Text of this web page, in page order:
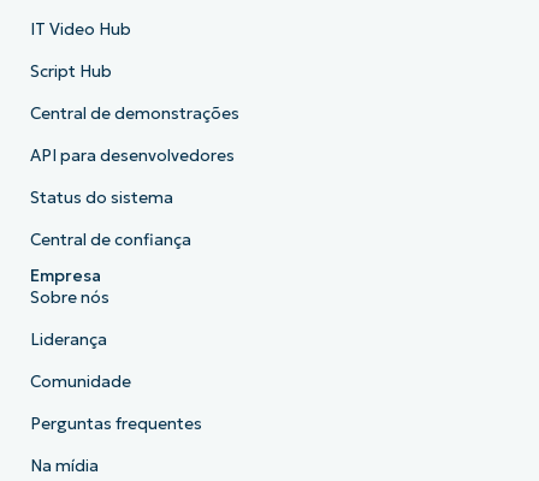
IT Video Hub
Script Hub
Central de demonstrações
API para desenvolvedores
Status do sistema
Central de confiança
Empresa
Sobre nós
Liderança
Comunidade
Perguntas frequentes
Na mídia